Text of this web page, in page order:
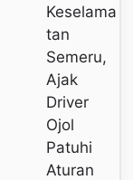
Keselama
Tan
Semeru,
Ajak
Driver
Ojol
Patuhi
Aturan